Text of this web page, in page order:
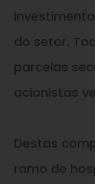
do setor.
parcelas
acionistas
Destas
ramo de